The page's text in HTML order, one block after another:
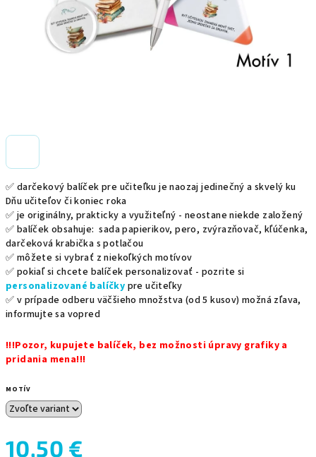
✅ darčekový balíček pre učiteľku je naozaj jedinečný a skvelý ku
Dňu učiteľov či koniec roka
✅ je originálny, prakticky a využiteľný - neostane niekde založený
✅ balíček obsahuje: sada papierikov, pero, zvýrazňovač, kľúčenka,
darčeková krabička s potlačou
✅ môžete si vybrať z niekoľkých motívov
✅ pokiaľ si chcete balíček personalizovať - pozrite si
personalizované balíčky pre učiteľky
✅ v prípade odberu väčšieho množstva (od 5 kusov) možná zľava,
informujte sa vopred
!!!Pozor, kupujete balíček, bez možnosti úpravy grafiky a
pridania mena!!!
MOTÍV
10,50 €